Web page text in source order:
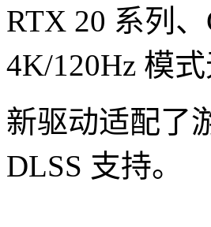
RTX 20 系列
4K/120Hz 模
新驱动适配了
DLSS 支持。